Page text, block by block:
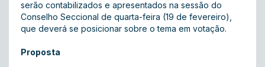
serão contabilizados e apresentados na sessão do
Conselho Seccional de quarta-feira (19 de fevereiro),
que deverá se posicionar sobre o tema em votação.
Proposta